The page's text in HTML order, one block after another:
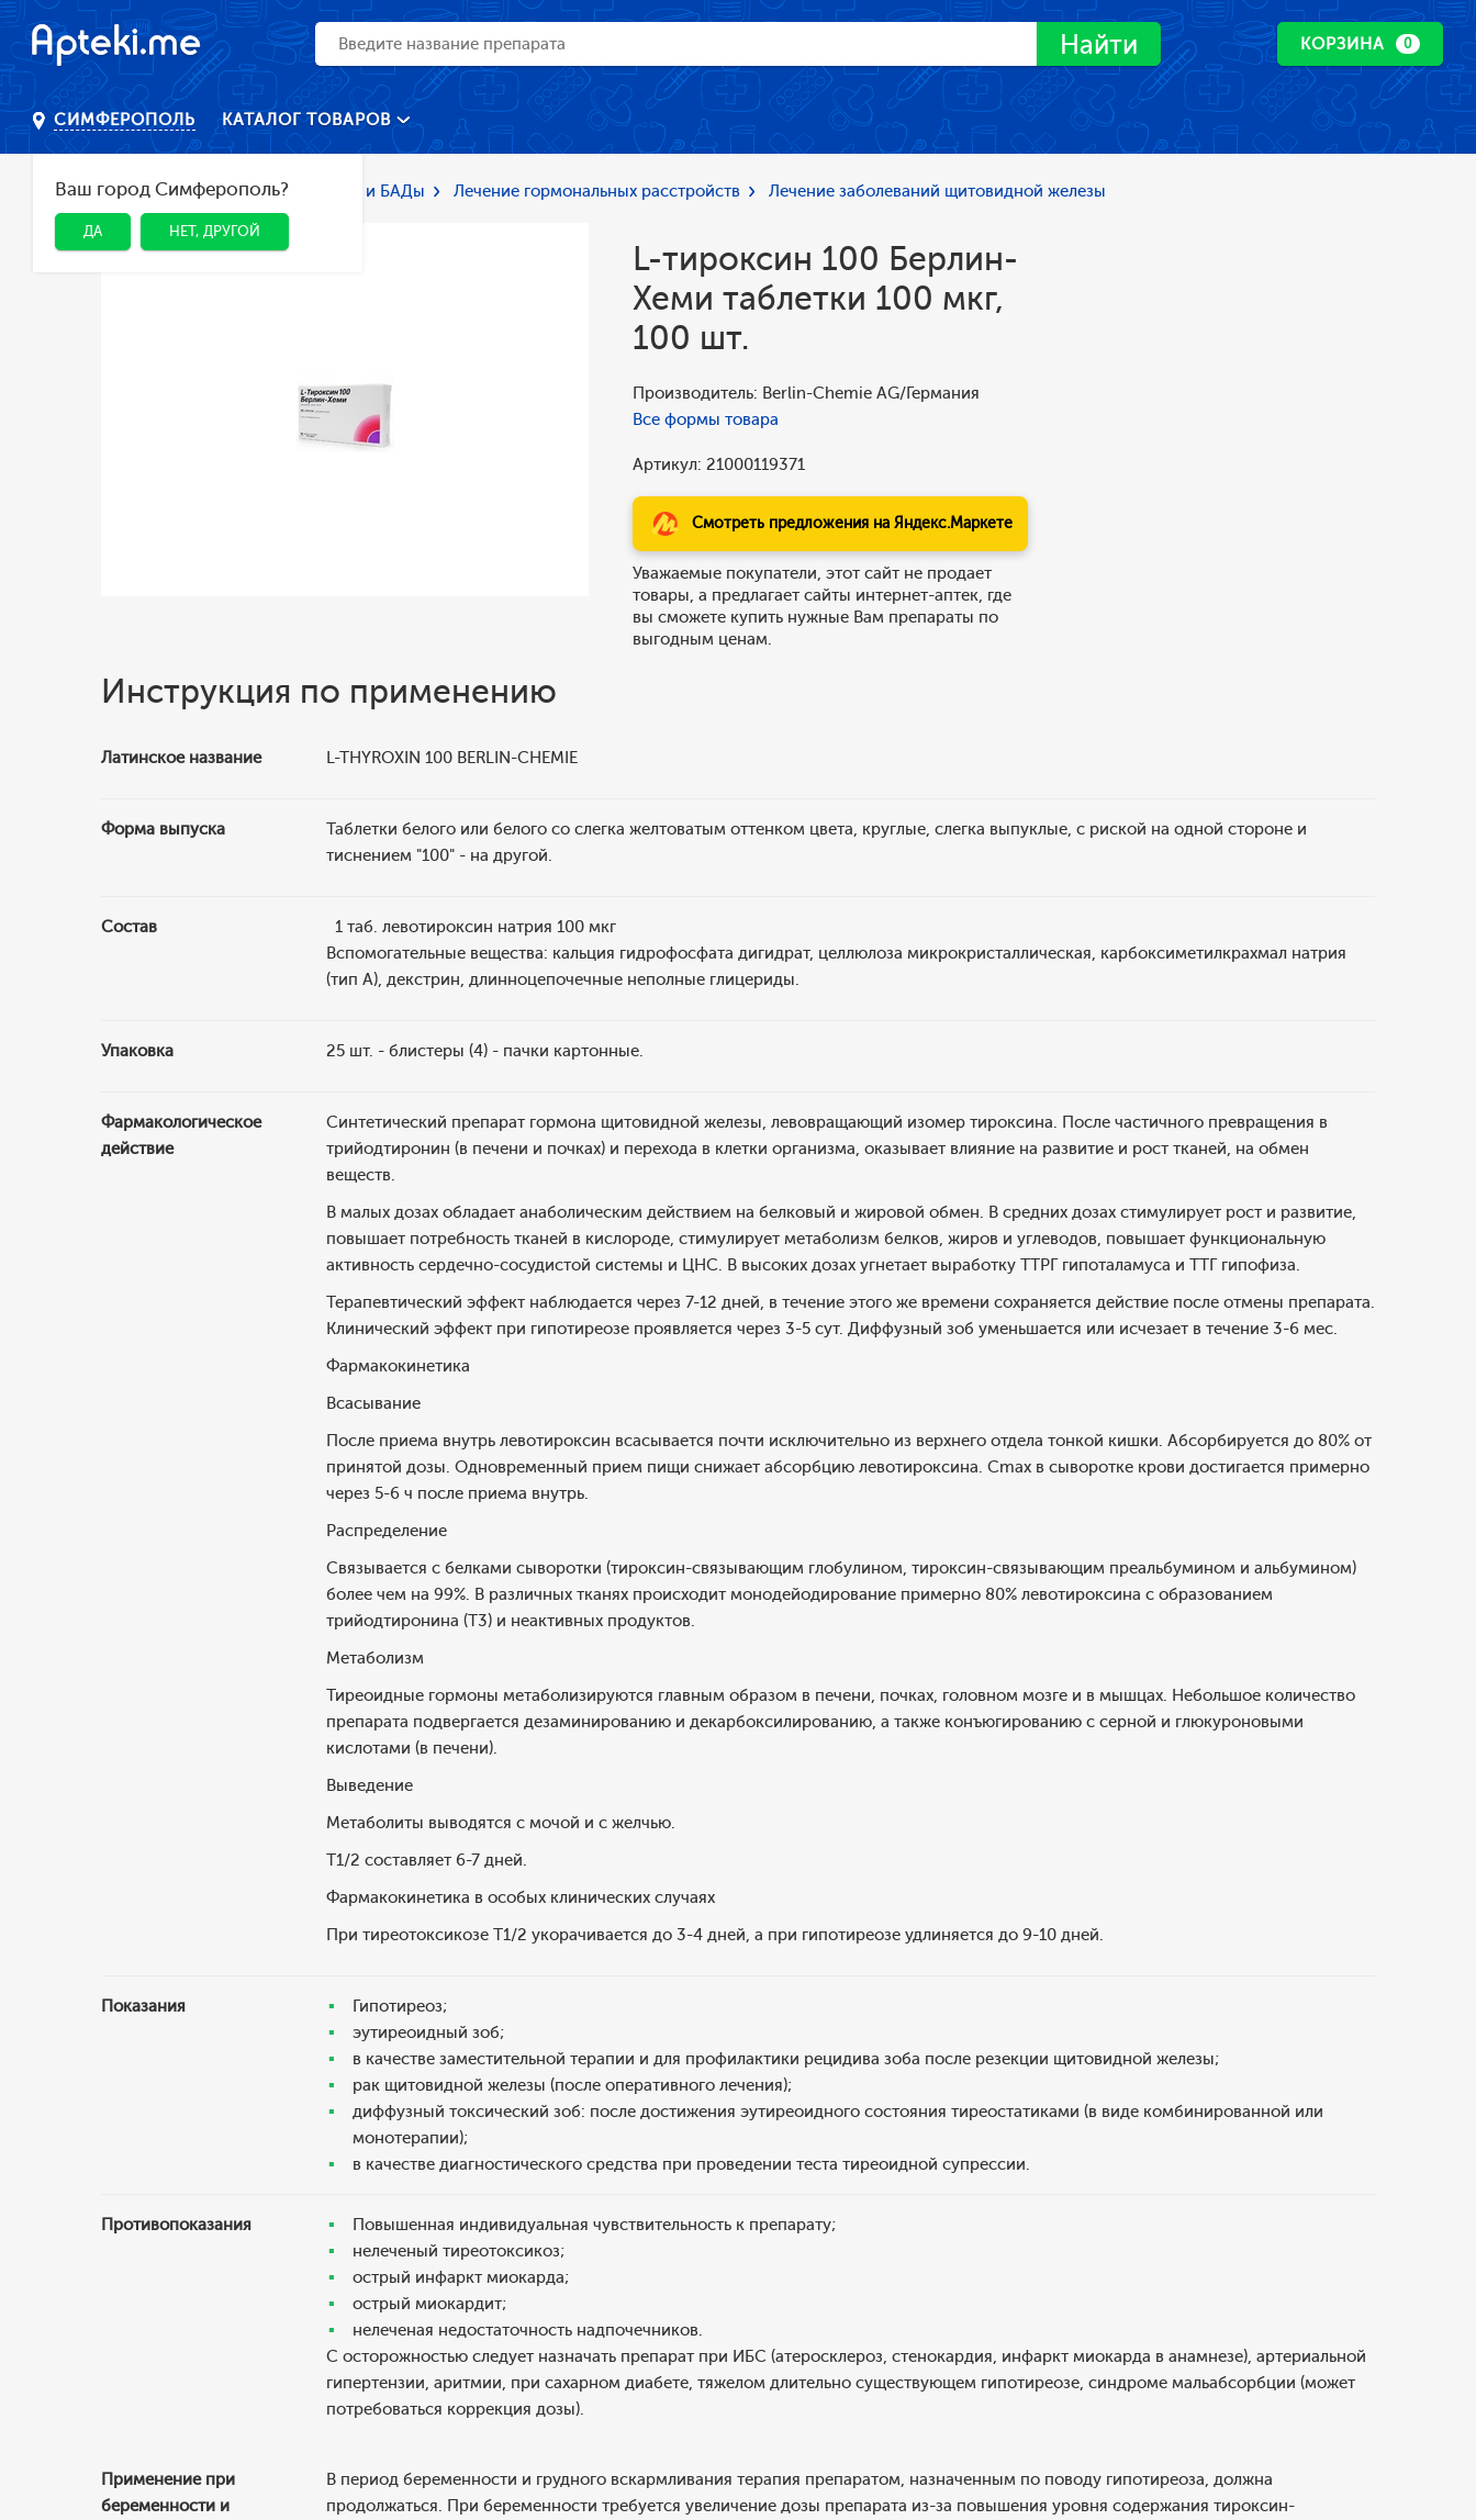
Найти КОРЗИНА 0
СИМФЕРОПОЛЬ
Ваш город Симферополь?
ДА НЕТ, ДРУГОЙ
КАТАЛОГ ТОВАРОВ
Главная Каталог Лекарства и БАДы Лечение гормональных расстройств Лечение заболеваний щитовидной железы
L-тироксин 100 Берлин-
Хеми таблетки 100 мкг,
100 шт.
Производитель: Berlin-Chemie AG/Германия
Все формы товара
Артикул: 21000119371
Смотреть предложения на Яндекс.Маркете
Уважаемые покупатели, этот сайт не продает
товары, а предлагает сайты интернет-аптек, где
вы сможете купить нужные Вам препараты по
выгодным ценам.
Инструкция по применению
Латинское название L-THYROXIN 100 BERLIN-CHEMIE
Форма выпуска
Таблетки белого или белого со слегка желтоватым оттенком цвета, круглые, слегка выпуклые, с риской на одной стороне и
тиснением "100" - на другой.
Состав
1 таб. левотироксин натрия 100 мкг
Вспомогательные вещества: кальция гидрофосфата дигидрат, целлюлоза микрокристаллическая, карбоксиметилкрахмал натрия
(тип А), декстрин, длинноцепочечные неполные глицериды.
Упаковка 25 шт. - блистеры (4) - пачки картонные.
Фармакологическое
действие
Синтетический препарат гормона щитовидной железы, левовращающий изомер тироксина. После частичного превращения в
трийодтиронин (в печени и почках) и перехода в клетки организма, оказывает влияние на развитие и рост тканей, на обмен
веществ.
В малых дозах обладает анаболическим действием на белковый и жировой обмен. В средних дозах стимулирует рост и развитие,
повышает потребность тканей в кислороде, стимулирует метаболизм белков, жиров и углеводов, повышает функциональную
активность сердечно-сосудистой системы и ЦНС. В высоких дозах угнетает выработку ТТРГ гипоталамуса и ТТГ гипофиза.
Терапевтический эффект наблюдается через 7-12 дней, в течение этого же времени сохраняется действие после отмены препарата.
Клинический эффект при гипотиреозе проявляется через 3-5 сут. Диффузный зоб уменьшается или исчезает в течение 3-6 мес.
Фармакокинетика
Всасывание
После приема внутрь левотироксин всасывается почти исключительно из верхнего отдела тонкой кишки. Абсорбируется до 80% от
принятой дозы. Одновременный прием пищи снижает абсорбцию левотироксина. Cmax в сыворотке крови достигается примерно
через 5-6 ч после приема внутрь.
Распределение
Связывается с белками сыворотки (тироксин-связывающим глобулином, тироксин-связывающим преальбумином и альбумином)
более чем на 99%. В различных тканях происходит монодейодирование примерно 80% левотироксина с образованием
трийодтиронина (T3) и неактивных продуктов.
Метаболизм
Тиреоидные гормоны метаболизируются главным образом в печени, почках, головном мозге и в мышцах. Небольшое количество
препарата подвергается дезаминированию и декарбоксилированию, а также конъюгированию с серной и глюкуроновыми
кислотами (в печени).
Выведение
Метаболиты выводятся с мочой и с желчью.
T1/2 составляет 6-7 дней.
Фармакокинетика в особых клинических случаях
При тиреотоксикозе T1/2 укорачивается до 3-4 дней, а при гипотиреозе удлиняется до 9-10 дней.
Показания
Гипотиреоз;
эутиреоидный зоб;
в качестве заместительной терапии и для профилактики рецидива зоба после резекции щитовидной железы;
рак щитовидной железы (после оперативного лечения);
диффузный токсический зоб: после достижения эутиреоидного состояния тиреостатиками (в виде комбинированной или
монотерапии);
в качестве диагностического средства при проведении теста тиреоидной супрессии.
Противопоказания
Повышенная индивидуальная чувствительность к препарату;
нелеченый тиреотоксикоз;
острый инфаркт миокарда;
острый миокардит;
нелеченая недостаточность надпочечников.
С осторожностью следует назначать препарат при ИБС (атеросклероз, стенокардия, инфаркт миокарда в анамнезе), артериальной
гипертензии, аритмии, при сахарном диабете, тяжелом длительно существующем гипотиреозе, синдроме мальабсорбции (может
потребоваться коррекция дозы).
Применение при
беременности и
В период беременности и грудного вскармливания терапия препаратом, назначенным по поводу гипотиреоза, должна
продолжаться. При беременности требуется увеличение дозы препарата из-за повышения уровня содержания тироксин-